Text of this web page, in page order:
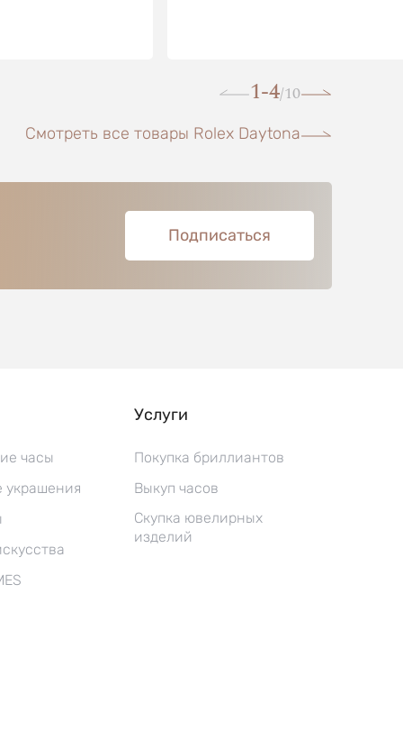
1-4/10
Смотреть все товары Rolex Daytona
Подписаться
часы
Услуги
Покупка бриллиантов
Выкуп часов
Скупка ювелирных
изделий